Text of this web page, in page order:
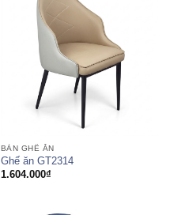
BÀN GHẾ ĂN
Ghế ăn GT2314
1.604.000₫